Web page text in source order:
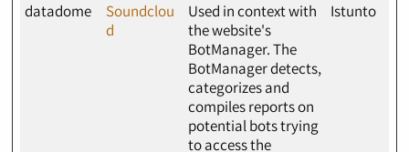
datadome
Soundclou
d
Used in context with
the website's
BotManager. The
BotManager detects,
categorizes and
compiles reports on
potential bots trying
to access the
Istunto